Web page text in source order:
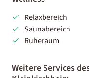
Relaxbereich
Saunabereich
Ruheraum
Weitere Services